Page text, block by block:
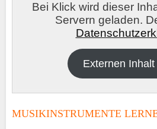
Bei Klick wird dieser
Servern geladen.
Externen Inhalt
MUSIKINSTRUMENTE